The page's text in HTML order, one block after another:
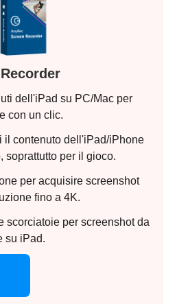
dell'iPad su PC/Mac per
con un clic.
il contenuto dell'iPad/iPhone
soprattutto per il gioco.
per acquisire screenshot
fino a 4K.
scorciatoie per screenshot da
su iPad.